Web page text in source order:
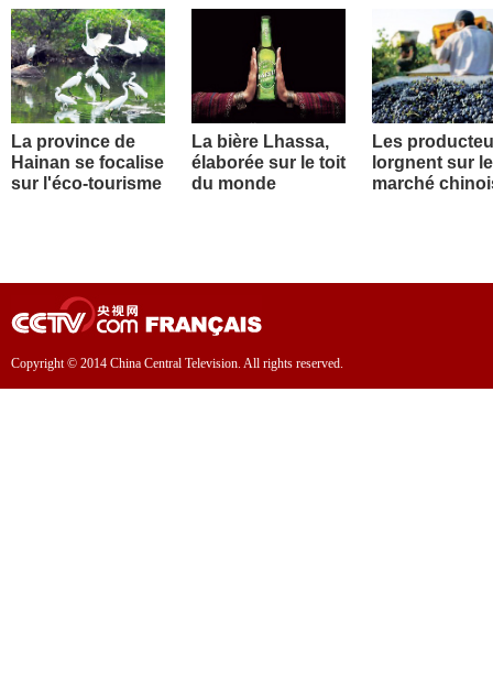
La province de
Hainan se focalise
sur l'éco-tourisme
La bière Lhassa,
élaborée sur le toit
du monde
Les
lorgnent sur le
marché
Copyright © 2014 China Central Television. All rights reserved.